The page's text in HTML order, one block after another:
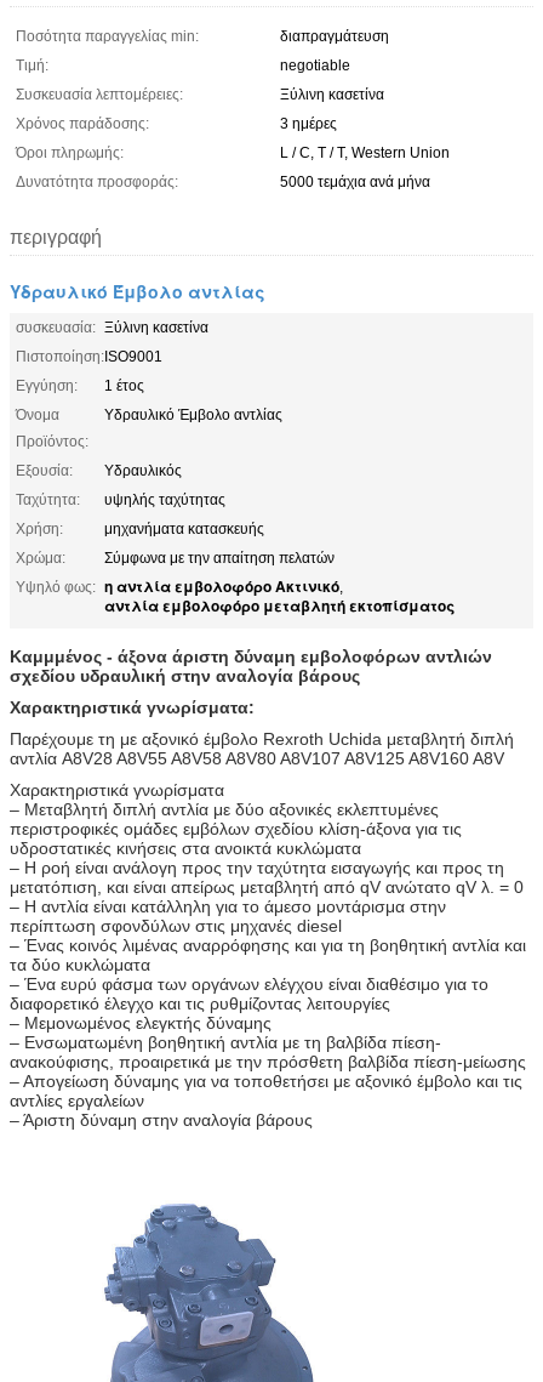
Ποσότητα παραγγελίας min:
διαπραγμάτευση
Τιμή:
negotiable
Συσκευασία λεπτομέρειες:
Ξύλινη κασετίνα
Χρόνος παράδοσης:
3 ημέρες
Όροι πληρωμής:
L / C, T / T, Western Union
Δυνατότητα προσφοράς:
5000 τεμάχια ανά μήνα
περιγραφή
Υδραυλικό Έμβολο αντλίας
συσκευασία: Ξύλινη κασετίνα
Πιστοποίηση:ISO9001
Εγγύηση:
1 έτος
Όνομα
Προϊόντος:
Υδραυλικό Έμβολο αντλίας
Εξουσία:
Υδραυλικός
Ταχύτητα:
υψηλής ταχύτητας
Χρήση:
μηχανήματα κατασκευής
Χρώμα:
Σύμφωνα με την απαίτηση πελατών
Υψηλό φως: η αντλία εμβολοφόρο Ακτινικό,
αντλία εμβολοφόρο μεταβλητή εκτοπίσματος
Καμμμένος - άξονα άριστη δύναμη εμβολοφόρων αντλιών
σχεδίου υδραυλική στην αναλογία βάρους
Χαρακτηριστικά γνωρίσματα:
Παρέχουμε τη με αξονικό έμβολο Rexroth Uchida μεταβλητή διπλή
αντλία A8V28 A8V55 A8V58 A8V80 A8V107 A8V125 A8V160 A8V
Χαρακτηριστικά γνωρίσματα
– Μεταβλητή διπλή αντλία με δύο αξονικές εκλεπτυμένες
περιστροφικές ομάδες εμβόλων σχεδίου κλίση-άξονα για τις
υδροστατικές κινήσεις στα ανοικτά κυκλώματα
– Η ροή είναι ανάλογη προς την ταχύτητα εισαγωγής και προς τη
μετατόπιση, και είναι απείρως μεταβλητή από qV ανώτατο qV λ. = 0
– Η αντλία είναι κατάλληλη για το άμεσο μοντάρισμα στην
περίπτωση σφονδύλων στις μηχανές diesel
– Ένας κοινός λιμένας αναρρόφησης και για τη βοηθητική αντλία και
τα δύο κυκλώματα
– Ένα ευρύ φάσμα των οργάνων ελέγχου είναι διαθέσιμο για το
διαφορετικό έλεγχο και τις ρυθμίζοντας λειτουργίες
– Μεμονωμένος ελεγκτής δύναμης
– Ενσωματωμένη βοηθητική αντλία με τη βαλβίδα πίεση-
ανακούφισης, προαιρετικά με την πρόσθετη βαλβίδα πίεση-μείωσης
– Απογείωση δύναμης για να τοποθετήσει με αξονικό έμβολο και τις
αντλίες εργαλείων
– Άριστη δύναμη στην αναλογία βάρους